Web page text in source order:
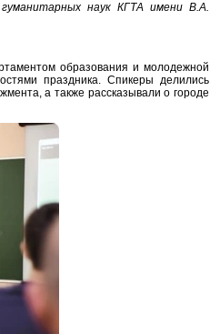
наук КГТА имени В.А.
образования и молодежной
праздника. Спикеры делились
а также рассказывали о городе